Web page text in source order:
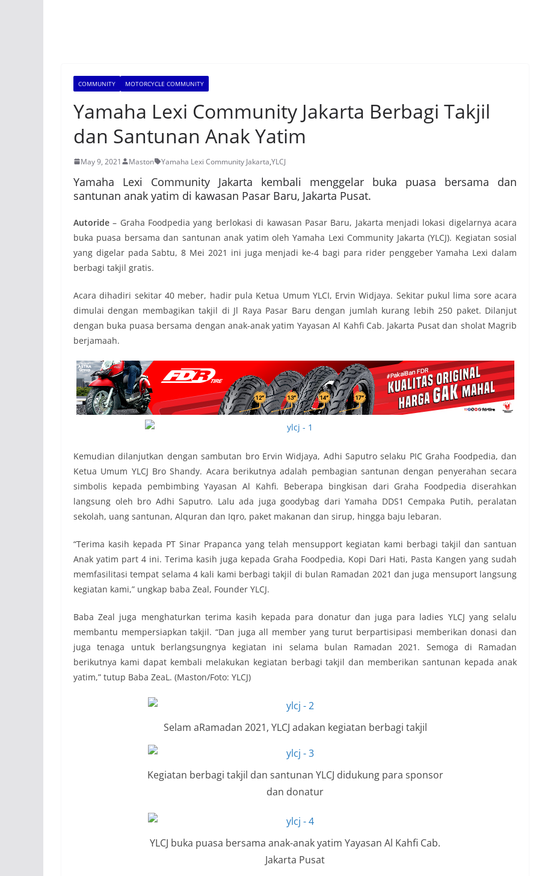
COMMUNITY MOTORCYCLE COMMUNITY
Yamaha Lexi Community Jakarta Berbagi Takjil
dan Santunan Anak Yatim
May 9, 2021 Maston Yamaha Lexi Community Jakarta,YLCJ
Yamaha Lexi Community Jakarta kembali menggelar buka puasa bersama dan
santunan anak yatim di kawasan Pasar Baru, Jakarta Pusat.
Autoride – Graha Foodpedia yang berlokasi di kawasan Pasar Baru, Jakarta menjadi lokasi digelarnya acara
buka puasa bersama dan santunan anak yatim oleh Yamaha Lexi Community Jakarta (YLCJ). Kegiatan sosial
yang digelar pada Sabtu, 8 Mei 2021 ini juga menjadi ke-4 bagi para rider penggeber Yamaha Lexi dalam
berbagi takjil gratis.
Acara dihadiri sekitar 40 meber, hadir pula Ketua Umum YLCI, Ervin Widjaya. Sekitar pukul lima sore acara
dimulai dengan membagikan takjil di Jl Raya Pasar Baru dengan jumlah kurang lebih 250 paket. Dilanjut
dengan buka puasa bersama dengan anak-anak yatim Yayasan Al Kahfi Cab. Jakarta Pusat dan sholat Magrib
berjamaah.
Kemudian dilanjutkan dengan sambutan bro Ervin Widjaya, Adhi Saputro selaku PIC Graha Foodpedia, dan
Ketua Umum YLCJ Bro Shandy. Acara berikutnya adalah pembagian santunan dengan penyerahan secara
simbolis kepada pembimbing Yayasan Al Kahfi. Beberapa bingkisan dari Graha Foodpedia diserahkan
langsung oleh bro Adhi Saputro. Lalu ada juga goodybag dari Yamaha DDS1 Cempaka Putih, peralatan
sekolah, uang santunan, Alquran dan Iqro, paket makanan dan sirup, hingga baju lebaran.
“Terima kasih kepada PT Sinar Prapanca yang telah mensupport kegiatan kami berbagi takjil dan santuan
Anak yatim part 4 ini. Terima kasih juga kepada Graha Foodpedia, Kopi Dari Hati, Pasta Kangen yang sudah
memfasilitasi tempat selama 4 kali kami berbagi takjil di bulan Ramadan 2021 dan juga mensuport langsung
kegiatan kami,” ungkap baba Zeal, Founder YLCJ.
Baba Zeal juga menghaturkan terima kasih kepada para donatur dan juga para ladies YLCJ yang selalu
membantu mempersiapkan takjil. “Dan juga all member yang turut berpartisipasi memberikan donasi dan
juga tenaga untuk berlangsungnya kegiatan ini selama bulan Ramadan 2021. Semoga di Ramadan
berikutnya kami dapat kembali melakukan kegiatan berbagi takjil dan memberikan santunan kepada anak
yatim,” tutup Baba ZeaL. (Maston/Foto: YLCJ)
Selam aRamadan 2021, YLCJ adakan kegiatan berbagi takjil
Kegiatan berbagi takjil dan santunan YLCJ didukung para sponsor
dan donatur
YLCJ buka puasa bersama anak-anak yatim Yayasan Al Kahfi Cab.
Jakarta Pusat